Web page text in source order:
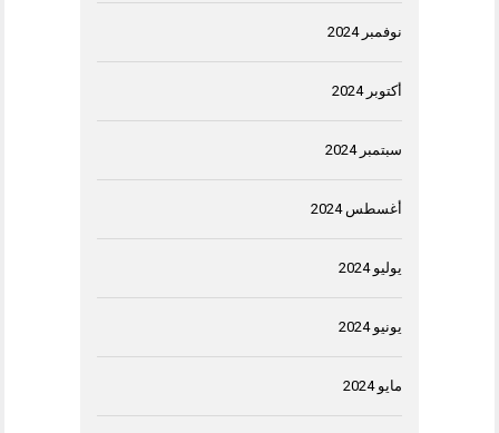
نوفمبر 2024
أكتوبر 2024
سبتمبر 2024
أغسطس 2024
يوليو 2024
يونيو 2024
مايو 2024